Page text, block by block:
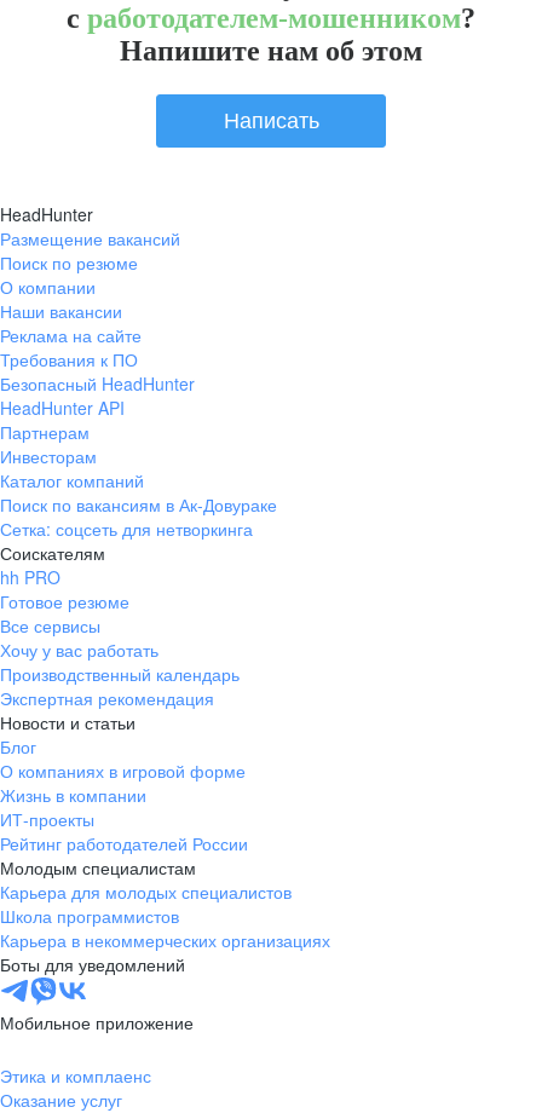
с работодателем-мошенником?
Напишите нам об этом
Написать
HeadHunter
Размещение вакансий
Поиск по резюме
О компании
Наши вакансии
Реклама на сайте
Требования к ПО
Безопасный HeadHunter
HeadHunter API
Партнерам
Инвесторам
Каталог компаний
Поиск по вакансиям в Ак-Довураке
Сетка: соцсеть для нетворкинга
Соискателям
hh PRO
Готовое резюме
Все сервисы
Хочу у вас работать
Производственный календарь
Экспертная рекомендация
Новости и статьи
Блог
О компаниях в игровой форме
Жизнь в компании
ИТ-проекты
Рейтинг работодателей России
Молодым специалистам
Карьера для молодых специалистов
Школа программистов
Карьера в некоммерческих организациях
Боты для уведомлений
Мобильное приложение
Этика и комплаенс
Оказание услуг